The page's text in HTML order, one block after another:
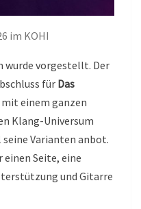
im KOHI
wurde vorgestellt. Der
für Das
mit einem ganzen
Klang-Universum
Varianten anbot.
einen Seite, eine
und Gitarre